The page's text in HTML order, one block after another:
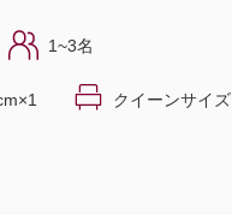
1~3名
クイーンサイ